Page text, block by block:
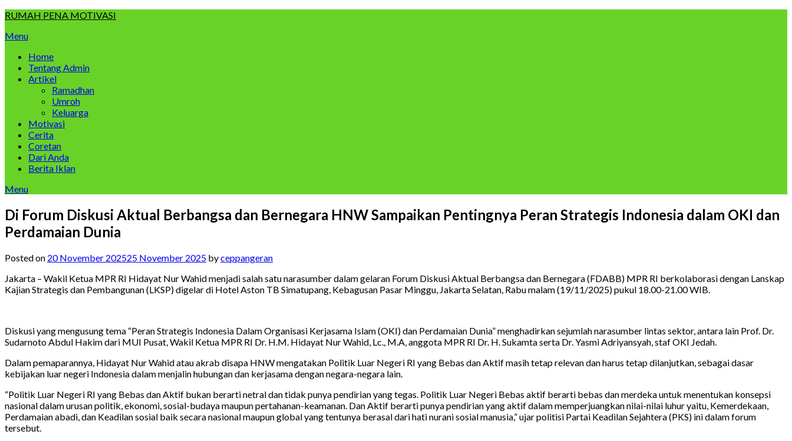
Skip
content
RUMAH PENA MOTIVASI
Menu
Home
Tentang Admin
Artikel
Ramadhan
Umroh
Keluarga
Motivasi
Cerita
Coretan
Dari Anda
Berita Iklan
Menu
Di Forum Diskusi Aktual Berbangsa dan Bernegara HNW Sampaikan Pentingnya Peran Strategis Indonesia dalam OKI dan
Perdamaian Dunia
Posted on 20 November 202525 November 2025 byceppangeran
Jakarta – Wakil Ketua MPR RI Hidayat Nur Wahid menjadi salah satu narasumber dalam gelaran Forum Diskusi Aktual Berbangsa dan Bernegara (FDABB) MPR RI berkolaborasi dengan Lanskap
Kajian Strategis dan Pembangunan (LKSP) digelar di Hotel Aston TB Simatupang, Kebagusan Pasar Minggu, Jakarta Selatan, Rabu malam (19/11/2025) pukul 18.00-21.00 WIB.
Diskusi yang mengusung tema “Peran Strategis Indonesia Dalam Organisasi Kerjasama Islam (OKI) dan Perdamaian Dunia” menghadirkan sejumlah narasumber lintas sektor, antara lain Prof. Dr.
Sudarnoto Abdul Hakim dari MUI Pusat, Wakil Ketua MPR RI Dr. H.M. Hidayat Nur Wahid, Lc., M.A, anggota MPR RI Dr. H. Sukamta serta Dr. Yasmi Adriyansyah, staf OKI Jedah.
Dalam pemaparannya, Hidayat Nur Wahid atau akrab disapa HNW mengatakan Politik Luar Negeri RI yang Bebas dan Aktif masih tetap relevan dan harus tetap dilanjutkan, sebagai dasar
kebijakan luar negeri Indonesia dalam menjalin hubungan dan kerjasama dengan negara-negara lain.
“Politik Luar Negeri RI yang Bebas dan Aktif bukan berarti netral dan tidak punya pendirian yang tegas. Politik Luar Negeri Bebas aktif berarti bebas dan merdeka untuk menentukan konsepsi
nasional dalam urusan politik, ekonomi, sosial-budaya maupun pertahanan-keamanan. Dan Aktif berarti punya pendirian yang aktif dalam memperjuangkan nilai-nilai luhur yaitu, Kemerdekaan,
Perdamaian abadi, dan Keadilan sosial baik secara nasional maupun global yang tentunya berasal dari hati nurani sosial manusia,” ujar politisi Partai Keadilan Sejahtera (PKS) ini dalam forum
tersebut.